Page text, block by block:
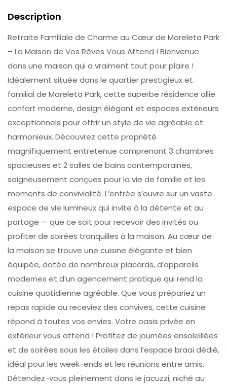
Description
Retraite Familiale de Charme au Cœur de Moreleta Park
– La Maison de Vos Rêves Vous Attend ! Bienvenue
dans une maison qui a vraiment tout pour plaire !
Idéalement située dans le quartier prestigieux et
familial de Moreleta Park, cette superbe résidence allie
confort moderne, design élégant et espaces extérieurs
exceptionnels pour offrir un style de vie agréable et
harmonieux. Découvrez cette propriété
magnifiquement entretenue comprenant 3 chambres
spacieuses et 2 salles de bains contemporaines,
soigneusement conçues pour la vie de famille et les
moments de convivialité. L’entrée s’ouvre sur un vaste
espace de vie lumineux qui invite à la détente et au
partage — que ce soit pour recevoir des invités ou
profiter de soirées tranquilles à la maison. Au cœur de
la maison se trouve une cuisine élégante et bien
équipée, dotée de nombreux placards, d’appareils
modernes et d’un agencement pratique qui rend la
cuisine quotidienne agréable. Que vous prépariez un
repas rapide ou receviez des convives, cette cuisine
répond à toutes vos envies. Votre oasis privée en
extérieur vous attend ! Profitez de journées ensoleillées
et de soirées sous les étoiles dans l’espace braai dédié,
idéal pour les week-ends et les réunions entre amis.
Détendez-vous pleinement dans le jacuzzi, niché au